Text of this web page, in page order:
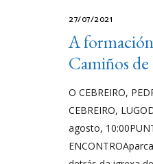
27/07/2021
A
Camiños
O CEBREIRO,
CEBREIRO,
agosto,